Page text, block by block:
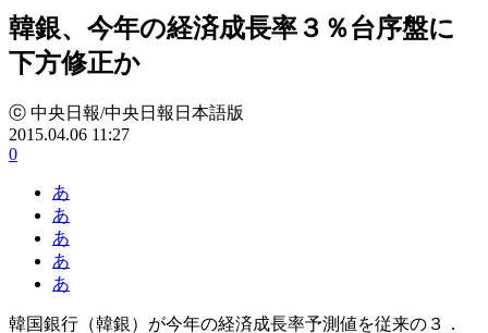
韓銀、今年の経済成長率３％台序盤に
下方修正か
ⓒ 中央日報/中央日報日本語版
2015.04.06 11:27
0
あ
あ
あ
あ
あ
韓国銀行（韓銀）が今年の経済成長率予測値を従来の３．